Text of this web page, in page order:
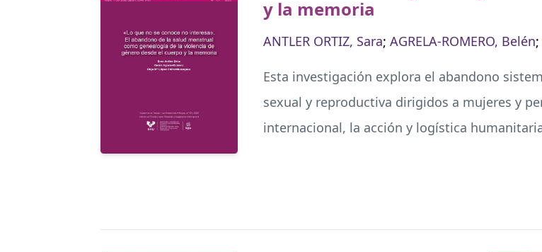
y la memoria
ANTLER ORTIZ, Sara; AGRELA-ROMERO, Belén;
Esta investigación explora el abandono
sexual y reproductiva dirigidos a mujeres y
internacional, la acción y logística